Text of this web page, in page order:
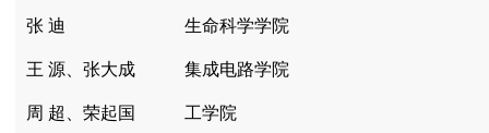
张 迪 生命科学学院
王 源、张大成 集成电路学院
周 超、荣起国 工学院